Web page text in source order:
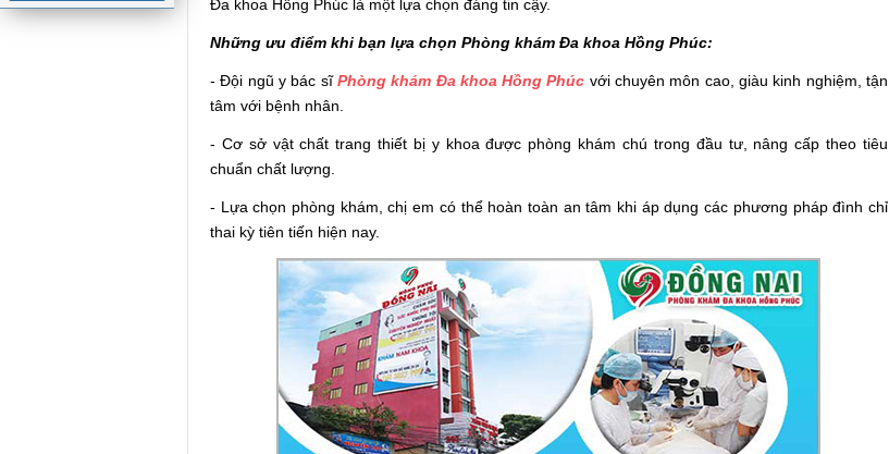
Đa khoa Hồng Phúc là một lựa chọn đáng tin cậy.
Những ưu điểm khi bạn lựa chọn Phòng khám Đa khoa Hồng Phúc:
- Đội ngũ y bác sĩPhòng khám Đa khoa Hồng Phúc với chuyên môn cao, giàu kinh nghiệm, tận
tâm với bệnh nhân.
- Cơ sở vật chất trang thiết bị y khoa được phòng khám chú trong đầu tư, nâng cấp theo tiêu
chuẩn chất lượng.
- Lựa chọn phòng khám, chị em có thể hoàn toàn an tâm khi áp dụng các phương pháp đình chỉ
thai kỳ tiên tiến hiện nay.